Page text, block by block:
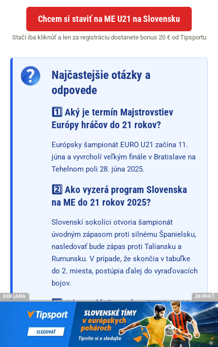
Chcem si staviť na ME U21 na Slovensku
Stačí iba kliknúť a len za registráciu dostanete bonus 20 € od Tipsportu
Najčastejšie otázky a
odpovede
1️⃣ Aký je termín Majstrovstiev
Európy hráčov do 21 rokov?
Európsky šampionát EURO U21 začína 11.
júna a vyvrcholí veľkým finále v Bratislave na
Tehelnom poli 28. júna 2025.
2️⃣ Ako vyzerá program Slovenska
na ME do 21 rokov 2025?
Slovenskí sokolíci otvoria šampionát
úvodným zápasom proti silnému Španielsku,
nasledovať bude zápas proti Taliansku a
Rumunsku. V prípade, že skončia v tabuľke
do 2. miesta, postúpia ďalej do vyraďovacích
bojov.
3️⃣ Kde sa dá tipovať na EURO U21?
Kurzy a stávky na európsky šampionát
futbalistov do 21 rokov nájdete v každej
REKLAMA ZAVRIEŤ